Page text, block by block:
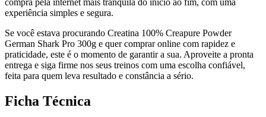
compra pela internet mais tranquila do início ao fim, com uma
experiência simples e segura.
Se você estava procurando Creatina 100% Creapure Powder
German Shark Pro 300g e quer comprar online com rapidez e
praticidade, este é o momento de garantir a sua. Aproveite a pronta
entrega e siga firme nos seus treinos com uma escolha confiável,
feita para quem leva resultado e constância a sério.
Ficha Técnica